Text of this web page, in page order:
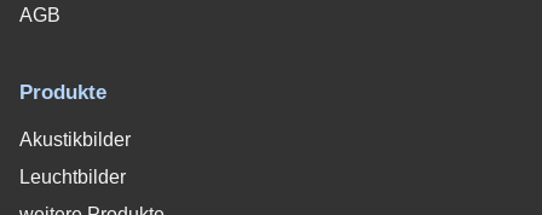
AGB
Produkte
Akustikbilder
Leuchtbilder